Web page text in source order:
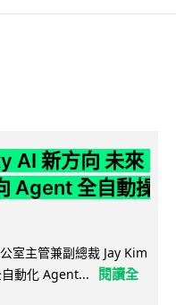
AI 新方向 未來
Agent 全自動操
室主管兼副總裁 Jay Kim
動化 Agent...
閱讀全